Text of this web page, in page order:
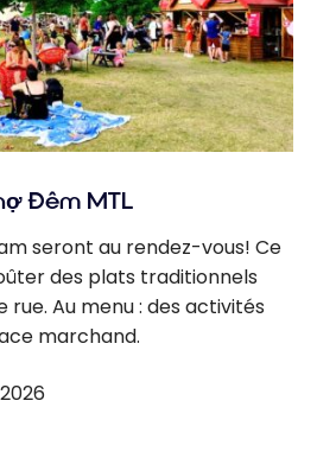
Đêm MTL
seront au rendez-vous! Ce
des plats traditionnels
Au menu : des activités
marchand.